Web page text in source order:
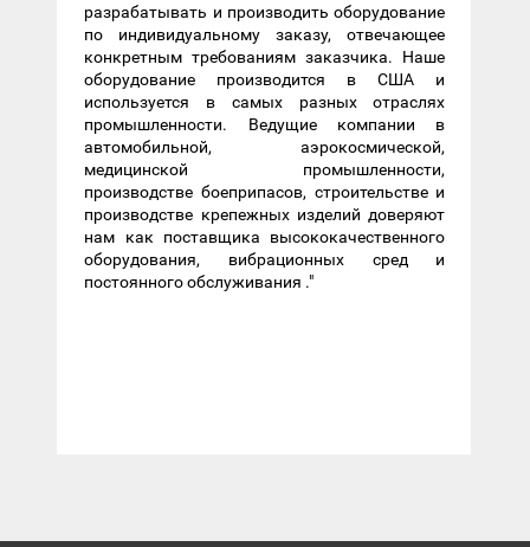
разрабатывать и производить оборудование
по индивидуальному заказу, отвечающее
конкретным требованиям заказчика. Наше
оборудование производится в США и
используется в самых разных отраслях
промышленности. Ведущие компании в
автомобильной, аэрокосмической,
медицинской промышленности,
производстве боеприпасов, строительстве и
производстве крепежных изделий доверяют
нам как поставщика высококачественного
оборудования, вибрационных сред и
постоянного обслуживания ."